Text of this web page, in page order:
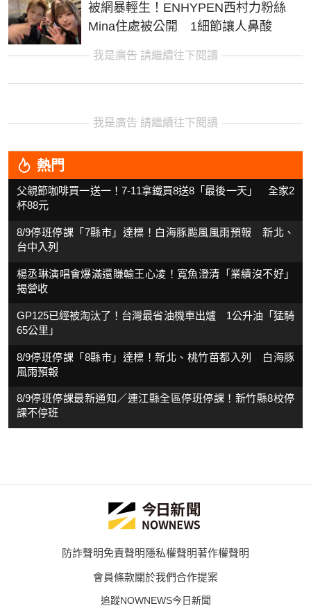
被網暴輕生！ENHYPEN西村力粉絲
Mina住處被公開 1細節讓人鼻酸
我是廣告 請繼續往下閱讀
我是廣告 請繼續往下閱讀
熱門
父親節咖啡買一送一！7-11拿鐵買8送8「最後一天」 全家2
杯88元
8/9停班停課「7縣市」達標！白海豚颱風風雨預報 新北、
台中入列
楊丞琳演唱會爆滿還賺輸王心凌！寬魚澄清「業績沒不好」
揭營收
GP125已經被淘汰了！台灣最省油機車出爐 1公升油「猛騎
65公里」
8/9停班停課「8縣市」達標！新北、桃竹苗都入列 白海豚
風雨預報
8/9停班停課最新通知／連江縣全區停班停課！新竹縣8校停
課不停班
防詐聲明免責聲明隱私權聲明著作權聲明
會員條款關於我們合作提案
追蹤NOWNEWS今日新聞